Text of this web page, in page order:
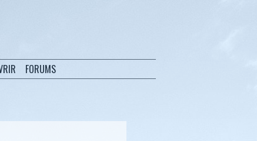
FORUMS